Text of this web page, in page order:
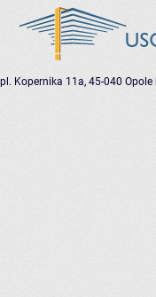
pl. Kopernika 11a, 45-040 Opole